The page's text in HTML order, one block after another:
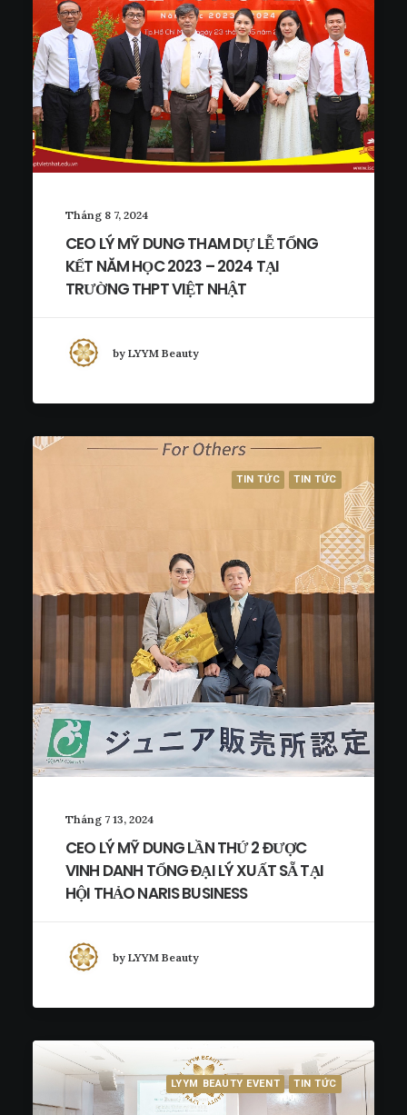
Tháng 8 7, 2024
CEO LÝ MỸ DUNG THAM DỰ LỄ TỔNG
KẾT NĂM HỌC 2023 – 2024 TẠI
TRƯỜNG THPT VIỆT NHẬT
by LYYM Beauty
TIN TỨC TIN TỨC
Tháng 7 13, 2024
CEO LÝ MỸ DUNG LẦN THỨ 2 ĐƯỢC
VINH DANH TỔNG ĐẠI LÝ XUẤT SẴ TẠI
HỘI THẢO NARIS BUSINESS
by LYYM Beauty
LYYM BEAUTY EVENT TIN TỨC